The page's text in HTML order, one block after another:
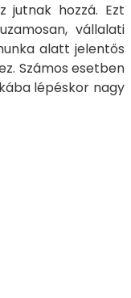
jutnak hozzá. Ezt
vállalati
alatt jelentős
Számos esetben
lépéskor nagy